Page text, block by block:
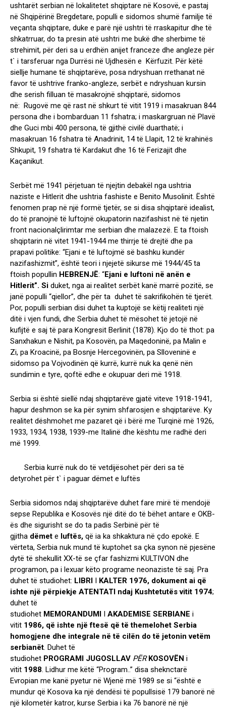
ushtarët serbian në lokalitetet shqiptare në Kosovë, e pastaj
në Shqipërinë Bregdetare, populli e sidomos shumë familje të
veçanta shqiptare, duke e parë një ushtri të rraskapitur dhe të
shkatrruar, do ta presin atë ushtri me bukë dhe sherbime të
strehimit, për deri sa u erdhën anijet franceze dhe angleze për
t` i tarsferuar nga Durrësi në Ujdhesën e Kërfuzit. Për këtë
siellje humane të shqiptarëve, posa ndryshuan rrethanat në
favor të ushtrive franko-angleze, serbët e ndryshuan kursin
dhe serish filluan të masakrojnë shqiptarë, sidomos
në: Rugovë me që rast në shkurt të vitit 1919 i masakruan 844
persona dhe i bombarduan 11 fshatra; i maskargruan në Plavë
dhe Guci mbi 400 persona, të gjithë civilë duarthatë; i
masakruan 16 fshatra të Anadrinit, 14 të Llapit, 12 të krahinës
Shkupit, 19 fshatra të Kardakut dhe 16 të Ferizajit dhe
Kaçanikut.
Serbët më 1941 përjetuan të njejtin debakël nga ushtria
naziste e Hitlerit dhe ushtria fashiste e Benito Musolinit. Është
fenomen prap në një formë tjetër, se si disa shqiptarë idealist,
do të pranojnë të luftojnë okupatorin nazifashist në të njetin
front nacionalçlirimtar me serbian dhe malazezë. E ta ftoish
shqiptarin në vitet 1941-1944 me thirrje të drejtë dhe pa
prapavi politike: “Ejani e të luftojmë së bashku kundër
nazifashizmit”, është teori i njejetë sikurse më 1944/45 ta
ftoish popullin HEBRENJË: “Ejani e luftoni në anën e
Hitlerit”. Si duket, nga ai realitet serbët kanë marrë pozitë, se
janë populli “qiellor”, dhe për ta duhet të sakrifikohën të tjerët.
Por, populli serbian disi duhet ta kuptojë se këtij realiteti një
ditë i vjen fundi, dhe Serbia duhet të mësohet të jetojë në
kufijtë e saj të para Kongresit Berlinit (1878). Kjo do të thot: pa
Sanxhakun e Nishit, pa Kosovën, pa Maqedoninë, pa Malin e
Zi, pa Kroacinë, pa Bosnje Hercegovinën, pa Slloveninë e
sidomso pa Vojvodinën që kurrë, kurrë nuk ka qenë nën
sundimin e tyre, qoftë edhe e okupuar deri më 1918.
Serbia si është siellë ndaj shqiptarëve gjatë viteve 1918-1941,
hapur deshmon se ka për synim shfarosjen e shqiptarëve. Ky
realitet dëshmohet me pazaret që i bërë me Turqinë më 1926,
1933, 1934, 1938, 1939-me Italinë dhe kështu me radhë deri
më 1999.
Serbia kurrë nuk do të vetdijësohet për deri sa të
detyrohet për t` i paguar dëmet e luftës
Serbia sidomos ndaj shqiptarëve duhet fare mirë të mendojë
sepse Republika e Kosovës një ditë do të bëhet antare e OKB-
ës dhe sigurisht se do ta padis Serbinë për të
gjitha dëmet e luftës, që ia ka shkaktura në çdo epokë. E
vërteta, Serbia nuk mund të kuptohet sa çka synon në pjesëne
dytë të shekullit XX-të se çfar fashizmi KULTIVON dhe
programon, pa i lexuar këto programe neonaziste të saj. Pra
duhet të studiohet: LIBRI I KALTER 1976, dokument ai që
ishte një përpiekje ATENTATI ndaj Kushtetutës vitit 1974;
duhet të
studiohet MEMORANDUMI I AKADEMISE SERBIANE i
vitit 1986, që ishte një ftesë që të themelohet Serbia
homogjene dhe integrale në të cilën do të jetonin vetëm
serbianët. Duhet të
studiohet PROGRAMI JUGOSLLAV PËR KOSOVËN i
vitit 1988. Lidhur me këtë “Program..” disa sheknctarë
Evropian me kanë pyetur në Wjenë më 1989 se si “është e
mundur që Kosova ka një dendësi të popullsisë 179 banorë në
një kilometër katror, kurse Serbia i ka 76 banorë në një